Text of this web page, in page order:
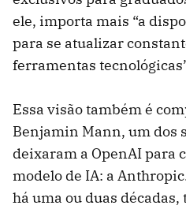
ele, importa mais “a
para se atualizar
ferramentas
Essa visão também é
Benjamin Mann, um dos
deixaram a OpenAI para
modelo de IA: a
há uma ou duas décadas,